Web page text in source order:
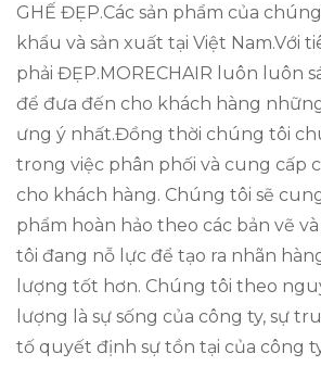
GHẾ ĐẸP.Các sản phẩm của
khẩu và sản xuất tại Việt Nam.Với
phải ĐẸP.MORECHAIR luôn luôn
để đưa đến cho khách hàng
ưng ý nhất.Đồng thời chúng tôi
trong việc phân phối và cung cấp
cho khách hàng. Chúng tôi sẽ
phẩm hoàn hảo theo các bản vẽ
tôi đang nỗ lực để tạo ra nhãn
lượng tốt hơn. Chúng tôi theo
lượng là sự sống của công ty, sự
tố quyết định sự tồn tại của công